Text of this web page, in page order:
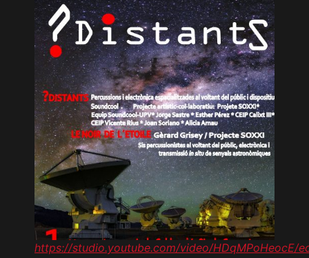
https://studio.youtube.com/video/HDqMPoHeocE/